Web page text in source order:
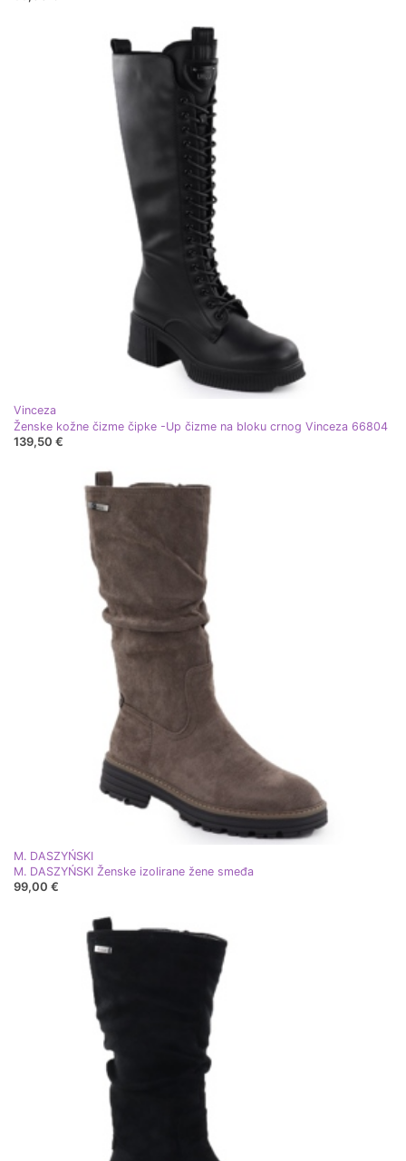
Vinceza
Ženske kožne čizme čipke -Up čizme na bloku crnog Vinceza 66804
139,50 €
M. DASZYŃSKI
M. DASZYŃSKI Ženske izolirane žene smeđa
99,00 €